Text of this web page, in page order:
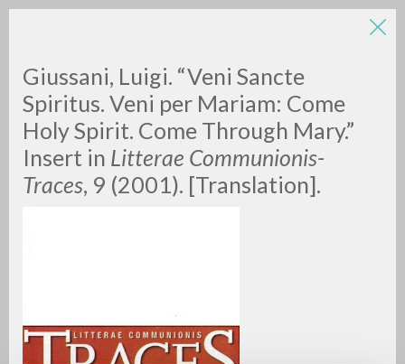
Giussani, Luigi. “Veni Sancte
Spiritus. Veni per Mariam: Come
Holy Spirit. Come Through Mary.”
Insert in Litterae Communionis-
Traces, 9 (2001). [Translation].
LUIGI
GIUSSANI
scritti